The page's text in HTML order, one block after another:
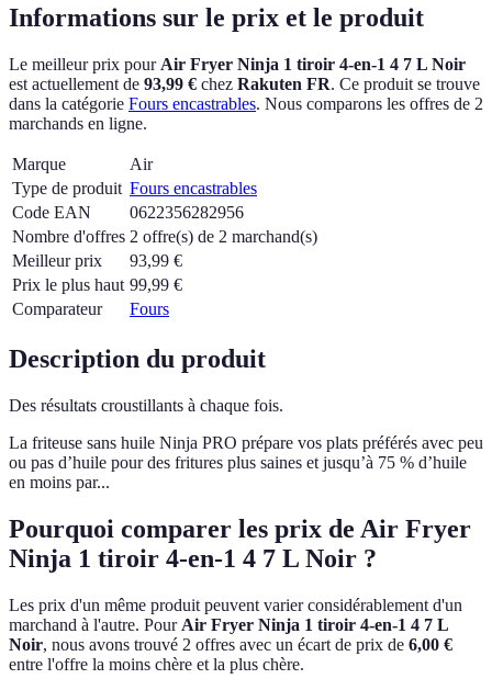
Informations sur le prix et le produit
Le meilleur prix pour Air Fryer Ninja 1 tiroir 4-en-1 4 7 L Noir
est actuellement de 93,99 € chez Rakuten FR. Ce produit se trouve
dans la catégorie Fours encastrables. Nous comparons les offres de 2
marchands en ligne.
Marque
Air
Type de produit Fours encastrables
Code EAN
0622356282956
Nombre d'offres 2 offre(s) de 2 marchand(s)
Meilleur prix
93,99 €
Prix le plus haut 99,99 €
Comparateur
Fours
Description du produit
Des résultats croustillants à chaque fois.
La friteuse sans huile Ninja PRO prépare vos plats préférés avec peu
ou pas d’huile pour des fritures plus saines et jusqu’à 75 % d’huile
en moins par...
Pourquoi comparer les prix de Air Fryer
Ninja 1 tiroir 4-en-1 4 7 L Noir ?
Les prix d'un même produit peuvent varier considérablement d'un
marchand à l'autre. Pour Air Fryer Ninja 1 tiroir 4-en-1 4 7 L
Noir, nous avons trouvé 2 offres avec un écart de prix de 6,00 €
entre l'offre la moins chère et la plus chère.